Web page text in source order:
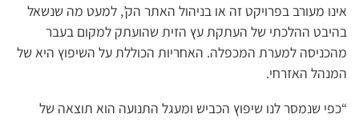
אינו מעורב בפרויקט זה או בניהול האתר הק’, למעט מה שנשאל
בהיבט ההלכתי של העתקת עץ הזית שהועתק למקום בעבר
מהכניסה למערת המכפלה. האחריות הכוללת על השיפוץ היא של
המנהל האזרחי.
“כפי שנמסר לנו שיפוץ הכביש ומעגל התנועה הוא תוצאה של